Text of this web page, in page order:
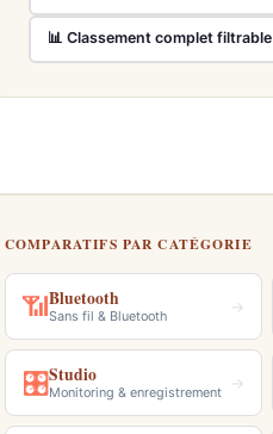
📊 Classement complet filtrable
COMPARATIFS PAR CATÉGORIE
📶Bluetooth
Sans fil & Bluetooth
→
🎛Studio
Monitoring & enregistrement
→